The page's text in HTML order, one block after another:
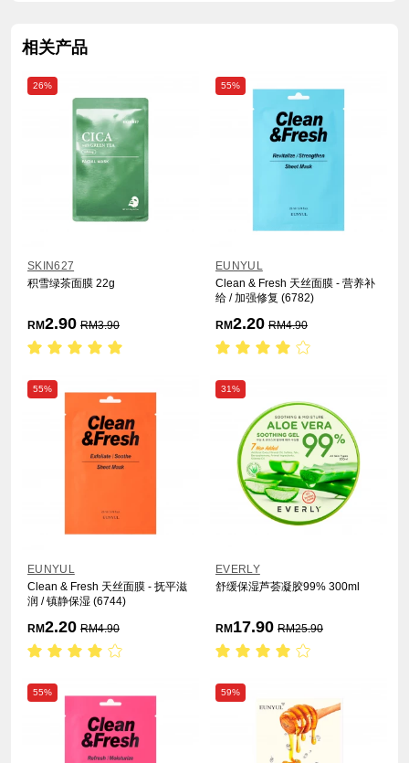
相关产品
26%
SKIN627
积雪绿茶面膜 22g
RM2.90 RM3.90
55%
EUNYUL
Clean & Fresh 天丝面膜 - 营养补
给 / 加强修复 (6782)
RM2.20 RM4.90
55%
EUNYUL
Clean & Fresh 天丝面膜 - 抚平滋
润 / 镇静保湿 (6744)
RM2.20 RM4.90
31%
EVERLY
舒缓保湿芦荟凝胶99% 300ml
RM 17.90 RM25.90
55% 59%